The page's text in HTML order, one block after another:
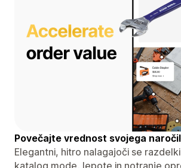
Povečajte vrednost svojega
Elegantni, hitro nalagajoči se
katalog mode, lepote in notranje